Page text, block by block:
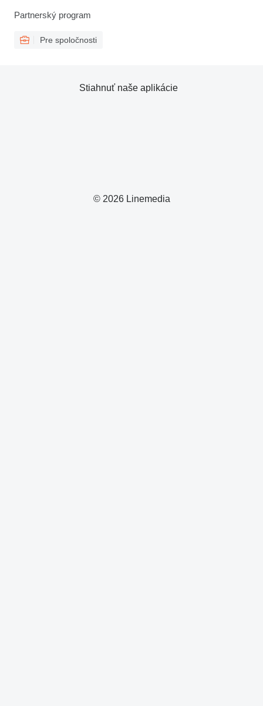
Partnerský program
Pre spoločnosti
© 2026 Linemedia
Stiahnuť naše aplikácie